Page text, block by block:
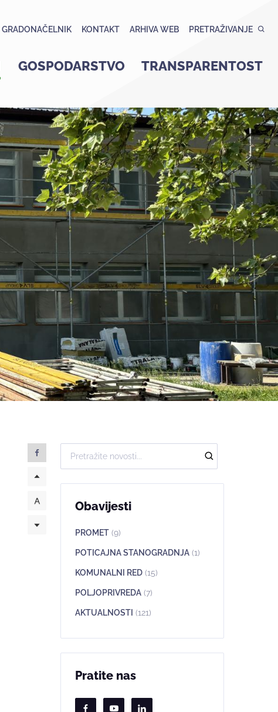
GRADONAČELNIK KONTAKT ARHIVA WEB PRETRAŽIVANJE
GOSPODARSTVO TRANSPARENTOST
Obavijesti
PROMET (9)
POTICAJNA STANOGRADNJA (1)
KOMUNALNI RED (15)
POLJOPRIVREDA (7)
AKTUALNOSTI (121)
Pratite nas